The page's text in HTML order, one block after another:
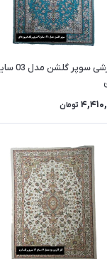
تومان